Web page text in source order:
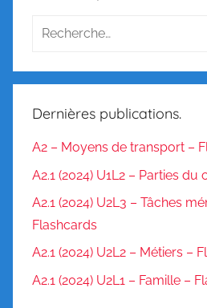
Dernières publications.
A2 – Moyens de transport –
A2.1 (2024) U1L2 – Parties du
A2.1 (2024) U2L3 – Tâches
Flashcards
A2.1 (2024) U2L2 – Métiers –
A2.1 (2024) U2L1 – Famille –